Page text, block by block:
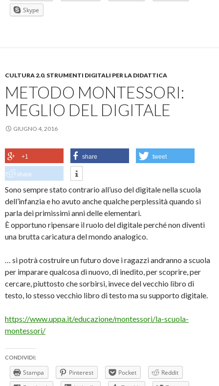
Skype
CULTURA 2.0, STRUMENTI DIGITALI PER LA DIDATTICA
METODO MONTESSORI:
MEGLIO DEL DIGITALE
GIUGNO 4, 2016
+1 share tweet
share
Sono sempre stato contrario all’uso del digitale nella scuola
dell’infanzia e ho avuto anche qualche perplessità quando si
parla dei primissimi anni delle elementari.
È opportuno ripensare il ruolo del digitale perché non diventi
una brutta caricatura del mondo analogico.
… si potrà costruire un futuro dove i ragazzi andranno a scuola
per imparare qualcosa di nuovo, di inedito, per scoprire, per
cercare, piuttosto che sorbirsi, invece del vecchio libro di
testo, lo stesso vecchio libro di testo ma su supporto digitale.
https://www.uppa.it/educazione/montessori/la-scuola-
montessori/
CONDIVIDI:
Stampa Pinterest Pocket
Reddit